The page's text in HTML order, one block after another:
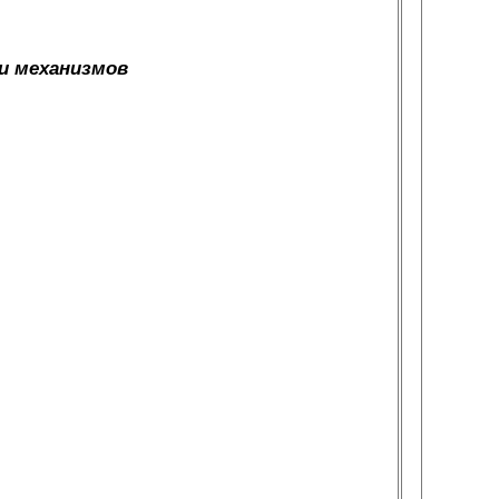
механизмов